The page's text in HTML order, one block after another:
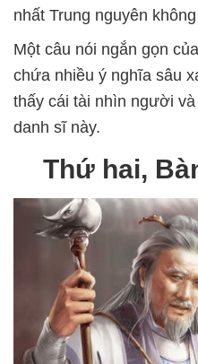
nhất Trung nguyên
Một câu nói ngắn gọn
chứa nhiều ý nghĩa sâu
thấy cái tài nhìn người
danh sĩ này.
Thứ hai,